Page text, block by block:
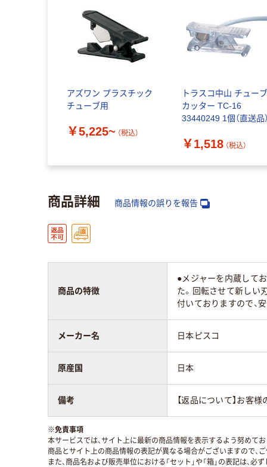
アズワン プラスチック
チューブ用
￥5,225~ （税込）
トラスコ中山 チュー
カッター TC-16
33440249 1個（直送品
￥1,518 （税込）
商品詳細 商品情報の誤りを報告
商品の特徴
●メジャーを内蔵して
た。回転させて新しい
付いておりますので、
メーカー名 日本ピスコ
原産国 日本
備考 【返品について】お客
※免責事項
本サービスでは、サイト上に最新の商品情報を表示するよう努めてお
商品とサイト上の商品情報の表記が異なる場合がございますので、
また、商品名および販売単位における「セット」や「箱」の表記は、